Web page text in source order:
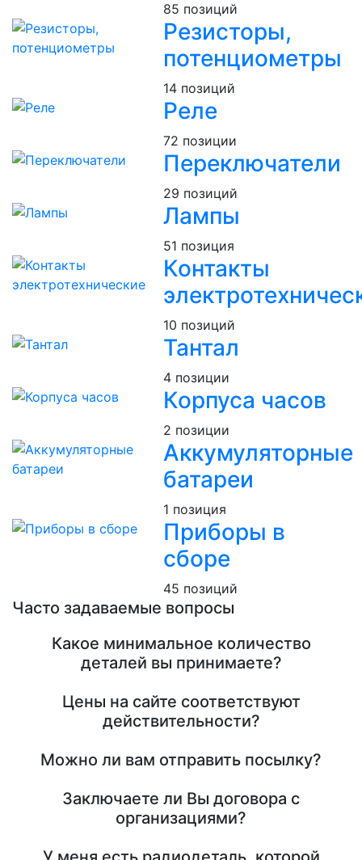
85 позиций
Резисторы,
потенциометры
14 позиций
Реле
72 позиции
Переключатели
29 позиций
Лампы
51 позиция
Контакты
10 позиций
Тантал
4 позиции
Корпуса часов
2 позиции
Аккумуляторные
батареи
1 позиция
Приборы в
сборе
45 позиций
Часто задаваемые вопросы
Какое минимальное количество
деталей вы принимаете?
Цены на сайте соответствуют
действительности?
Можно ли вам отправить посылку?
Заключаете ли Вы договора с
организациями?